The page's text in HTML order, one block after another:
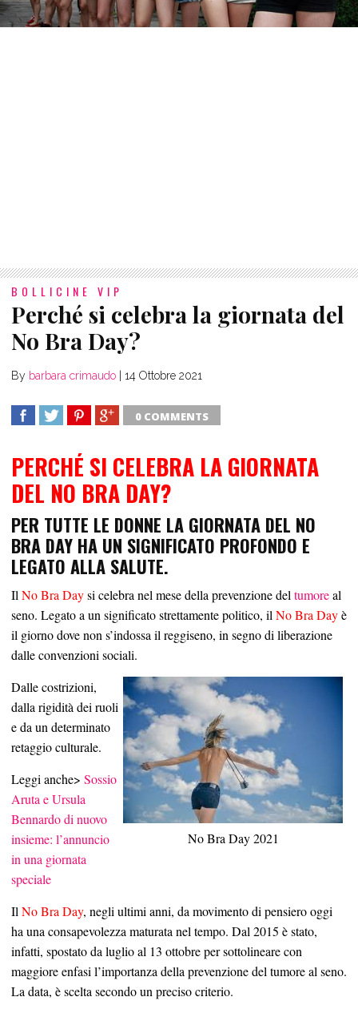
BOLLICINE VIP
Perché si celebra la giornata del
No Bra Day?
By barbara crimaudo 14 Ottobre 2021
0 COMMENTS
PERCHÉ SI CELEBRA LA GIORNATA
DEL NO BRA DAY?
PER TUTTE LE DONNE LA GIORNATA DEL NO
BRA DAY HA UN SIGNIFICATO PROFONDO E
LEGATO ALLA SALUTE.
IlNo Bra Daysi celebra nel mese della prevenzione deltumoreal
seno. Legato a un significato strettamente politico, ilNo Bra Dayè
il giorno dove non s’indossa il reggiseno, in segno di liberazione
dalle convenzioni sociali.
No Bra Day 2021
Dalle costrizioni,
dalla rigidità dei ruoli
e da un determinato
retaggio culturale.
Leggi anche> Sossio
Aruta e Ursula
Bennardo di nuovo
insieme: l’annuncio
in una giornata
speciale
IlNo Bra Day, negli ultimi anni, da movimento di pensiero oggi
ha una consapevolezza maturata nel tempo. Dal 2015 è stato,
infatti, spostato da luglio al 13 ottobre per sottolineare con
maggiore enfasi l’importanza della prevenzione del tumore al seno.
La data, è scelta secondo un preciso criterio.